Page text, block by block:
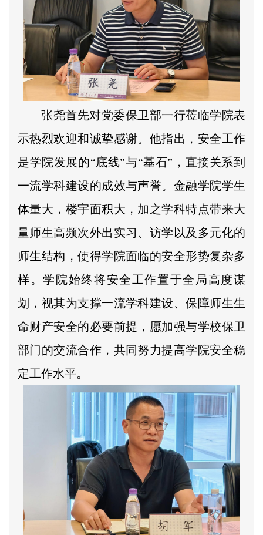
张尧首先对党委保卫部一行莅临学院表
示热烈欢迎和诚挚感谢。他指出，安全工作
是学院发展的“底线”与“基石”，直接关系到
一流学科建设的成效与声誉。金融学院学生
体量大，楼宇面积大，加之学科特点带来大
量师生高频次外出实习、访学以及多元化的
师生结构，使得学院面临的安全形势复杂多
样。学院始终将安全工作置于全局高度谋
划，视其为支撑一流学科建设、保障师生生
命财产安全的必要前提，愿加强与学校保卫
部门的交流合作，共同努力提高学院安全稳
定工作水平。